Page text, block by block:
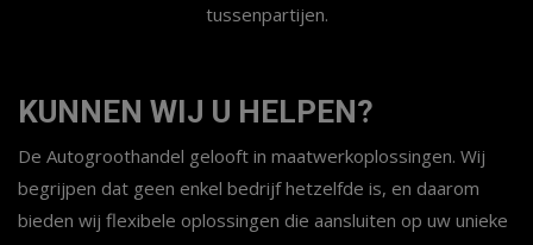
tussenpartijen.
KUNNEN WIJ U HELPEN?
De Autogroothandel gelooft in maatwerkoplossingen. Wij
begrijpen dat geen enkel bedrijf hetzelfde is, en daarom
bieden wij flexibele oplossingen die aansluiten op uw unieke